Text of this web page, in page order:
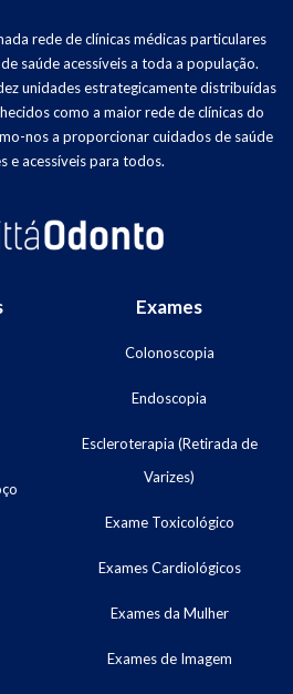
rede de clínicas médicas particulares
saúde acessíveis a toda a população.
unidades estrategicamente distribuídas
como a maior rede de clínicas do
nos a proporcionar cuidados de saúde
e acessíveis para todos.
Exames
Colonoscopia
Endoscopia
Escleroterapia (Retirada de
Varizes)
Exame Toxicológico
Exames Cardiológicos
Exames da Mulher
Exames de Imagem